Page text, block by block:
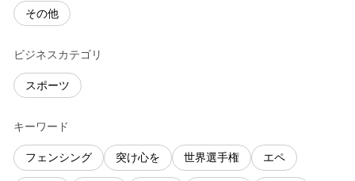
その他
ビジネスカテゴリ
スポーツ
キーワード
フェンシング 突け心を 世界選手権 エペ